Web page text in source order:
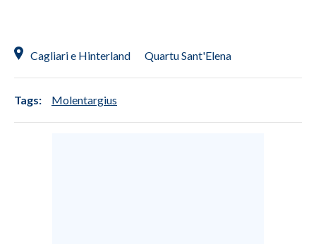
Cagliari e Hinterland Quartu Sant'Elena
Tags: Molentargius